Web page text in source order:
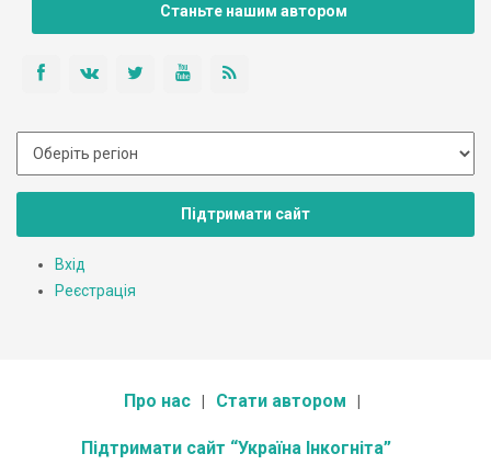
Станьте нашим автором
Підтримати сайт
Вхід
Реєстрація
Про нас Стати автором
Підтримати сайт “Україна Інкогніта”